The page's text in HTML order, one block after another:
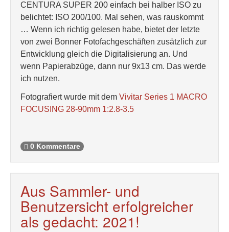
CENTURA SUPER 200 einfach bei halber ISO zu
belichtet: ISO 200/100. Mal sehen, was rauskommt
… Wenn ich richtig gelesen habe, bietet der letzte
von zwei Bonner Fotofachgeschäften zusätzlich zur
Entwicklung gleich die Digitalisierung an. Und
wenn Papierabzüge, dann nur 9x13 cm. Das werde
ich nutzen.
Fotografiert wurde mit dem Vivitar Series 1 MACRO
FOCUSING 28-90mm 1:2.8-3.5
0 Kommentare
Aus Sammler- und
Benutzersicht erfolgreicher
als gedacht: 2021!